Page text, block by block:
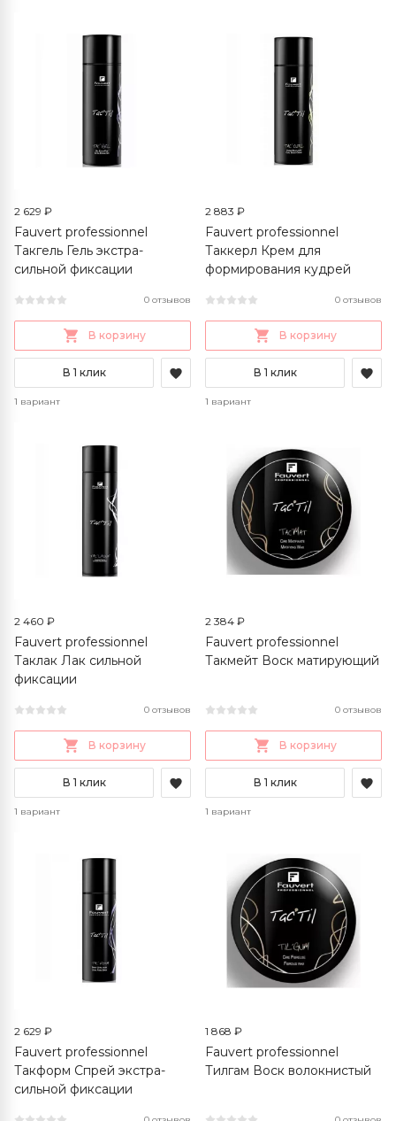
2 629 ₽
Fauvert professionnel
Такгель Гель экстра-
сильной фиксации
0 отзывов
В корзину
В 1 клик
1 вариант
2 883 ₽
Fauvert professionnel
Таккерл Крем для
формирования кудрей
0 отзывов
В корзину
В 1 клик
1 вариант
2 460 ₽
Fauvert professionnel
Таклак Лак сильной
фиксации
0 отзывов
В корзину
В 1 клик
1 вариант
2 384 ₽
Fauvert professionnel
Такмейт Воск матирующий
0 отзывов
В корзину
В 1 клик
1 вариант
2 629 ₽
Fauvert professionnel
Такформ Спрей экстра-
сильной фиксации
1 868 ₽
Fauvert professionnel
Тилгам Воск волокнистый